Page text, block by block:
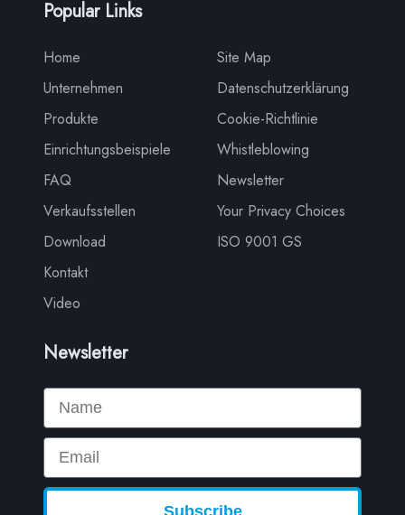
Popular Links
Home
Unternehmen
Produkte
Einrichtungsbeispiele
FAQ
Verkaufsstellen
Download
Kontakt
Video
Site Map
Datenschutzerklärung
Cookie-Richtlinie
Whistleblowing
Newsletter
Your Privacy Choices
ISO 9001 GS
Newsletter
Name
Email
Subscribe